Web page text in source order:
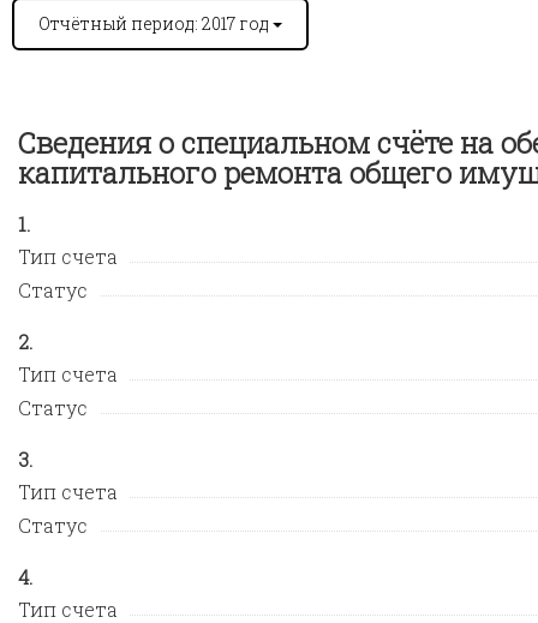
Отчётный период: 2017 год
Сведения о специальном счёте на
капитального ремонта общего
Тип счета
Статус
Тип счета
Статус
Тип счета
Статус
Тип счета